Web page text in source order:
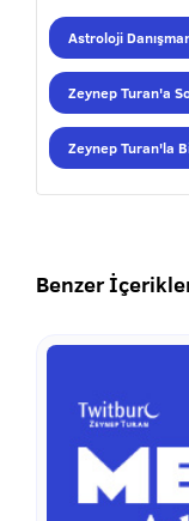
Astroloji
Zeynep Turan'a
Zeynep Turan'la
Benzer